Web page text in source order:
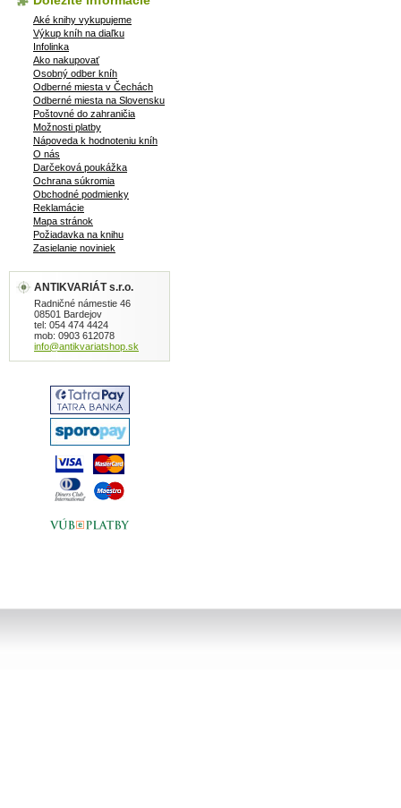
Aké knihy vykupujeme
Výkup kníh na diaľku
Infolinka
Ako nakupovať
Osobný odber kníh
Odberné miesta v Čechách
Odberné miesta na Slovensku
Poštovné do zahraničia
Možnosti platby
Nápoveda k hodnoteniu kníh
O nás
Darčeková poukážka
Ochrana súkromia
Obchodné podmienky
Reklamácie
Mapa stránok
Požiadavka na knihu
Zasielanie noviniek
ANTIKVARIÁT s.r.o.
Radničné námestie 46
08501 Bardejov
tel: 054 474 4424
mob: 0903 612078
info@antikvariatshop.sk